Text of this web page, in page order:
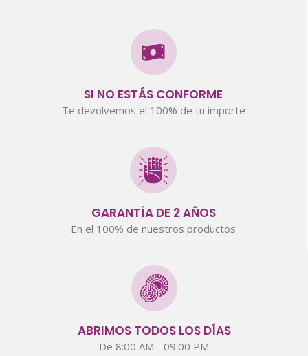
SI NO ESTÁS CONFORME
Te devolvemos el 100% de tu importe
GARANTÍA DE 2 AÑOS
En el 100% de nuestros productos
ABRIMOS TODOS LOS DÍAS
De 8:00 AM - 09:00 PM